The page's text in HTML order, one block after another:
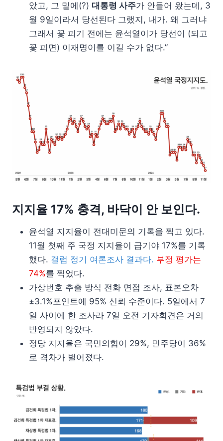
았고, 그 밑에(?) 대통령 사주가 안들어 왔는데, 3
월 9일이라서 당선된다 그랬지, 내가. 왜 그러냐
그래서 꽃 피기 전에는 윤석열이가 당선이 (되고
꽃 피면) 이재명이를 이길 수가 없다.”
지지율 17% 충격, 바닥이 안 보인다.
윤석열 지지율이 전대미문의 기록을 찍고 있다.
11월 첫째 주 국정 지지율이 급기야 17%를 기록
했다. 갤럽 정기 여론조사 결과다. 부정 평가는
74%를 찍었다.
가상번호 추출 방식 전화 면접 조사, 표본오차
±3.1%포인트에 95% 신뢰 수준이다. 5일에서 7
일 사이에 한 조사라 7일 오전 기자회견은 거의
반영되지 않았다.
정당 지지율은 국민의힘이 29%, 민주당이 36%
로 격차가 벌어졌다.